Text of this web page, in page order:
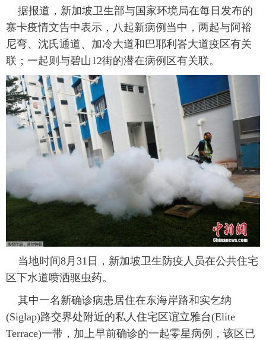
科技 能源 房产 公司
图片 视频 彩票 食品
旅游 健康 信息化
金融 公益 无人机
富媒体 摄影 新华广播
新华电视中文 新华电视英文 返回PC
据报道，新加坡卫生部与国家环境局在每日发布的
寨卡疫情文告中表示，八起新病例当中，两起与阿裕
尼弯、沈氏通道、加冷大道和巴耶利峇大道疫区有关
联；一起则与碧山12街的潜在病例区有关联。
当地时间8月31日，新加坡卫生防疫人员在公共住宅
区下水道喷洒驱虫药。
其中一名新确诊病患居住在东海岸路和实乞纳
(Siglap)路交界处附近的私人住宅区谊立雅台(Elite
Terrace)一带，加上早前确诊的一起零星病例，该区已